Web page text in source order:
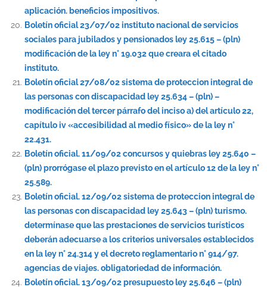
aplicación. beneficios impositivos.
Boletín oficial 23/07/02 instituto nacional de servicios
sociales para jubilados y pensionados ley 25.615 – (pln)
modificación de la ley n° 19.032 que creara el citado
instituto.
Boletín oficial 27/08/02 sistema de proteccion integral de
las personas con discapacidad ley 25.634 – (pln) –
modificación del tercer párrafo del inciso a) del artículo 22,
capítulo iv «accesibilidad al medio físico» de la ley n°
22.431.
Boletín oficial. 11/09/02 concursos y quiebras ley 25.640 –
(pln) prorrógase el plazo previsto en el artículo 12 de la ley n°
25.589.
Boletín oficial. 12/09/02 sistema de proteccion integral de
las personas con discapacidad ley 25.643 – (pln) turismo.
determínase que las prestaciones de servicios turísticos
deberán adecuarse a los criterios universales establecidos
en la ley n° 24.314 y el decreto reglamentario n° 914/97.
agencias de viajes. obligatoriedad de información.
Boletín oficial. 13/09/02 presupuesto ley 25.646 – (pln)